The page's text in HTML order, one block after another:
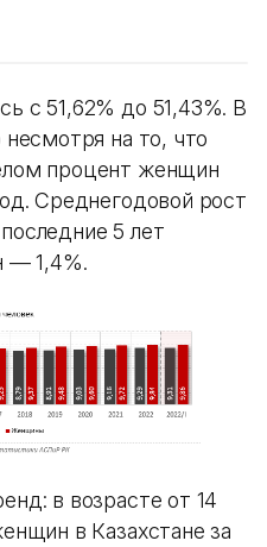
с 51,62% до 51,43%. В
несмотря на то, что
процент женщин
Среднегодовой рост
5 лет
— 1,4%.
в возрасте от 14
в Казахстане за